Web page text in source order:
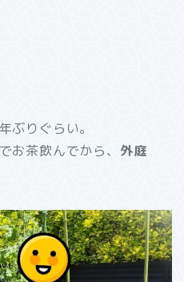
ぶりぐらい。
お茶飲んでから、 外庭